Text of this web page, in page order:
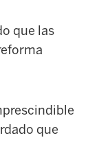
que las
que